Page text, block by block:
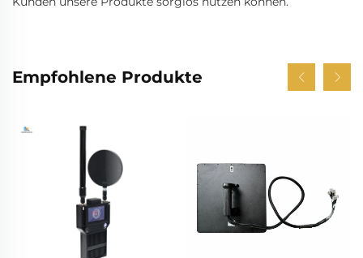
Empfohlene Produkte